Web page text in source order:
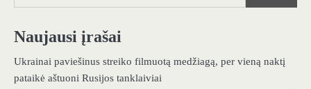
Naujausi įrašai
Ukrainai paviešinus streiko filmuotą medžiagą, per vieną naktį
pataikė aštuoni Rusijos tanklaiviai